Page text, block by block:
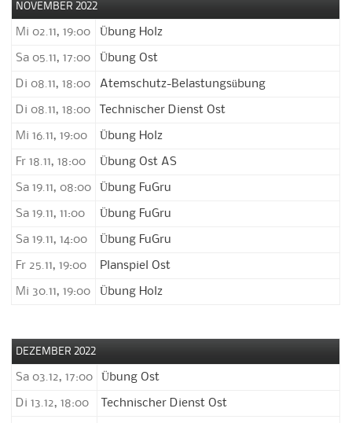
NOVEMBER 2022
Mi 02.11, 19:00 Übung Holz
Sa 05.11, 17:00 Übung Ost
Di 08.11, 18:00 Atemschutz-Belastungsübung
Di 08.11, 18:00 Technischer Dienst Ost
Mi 16.11, 19:00 Übung Holz
Fr 18.11, 18:00 Übung Ost AS
Sa 19.11, 08:00 Übung FuGru
Sa 19.11, 11:00 Übung FuGru
Sa 19.11, 14:00 Übung FuGru
Fr 25.11, 19:00 Planspiel Ost
Mi 30.11, 19:00 Übung Holz
DEZEMBER 2022
Sa 03.12, 17:00 Übung Ost
Di 13.12, 18:00 Technischer Dienst Ost